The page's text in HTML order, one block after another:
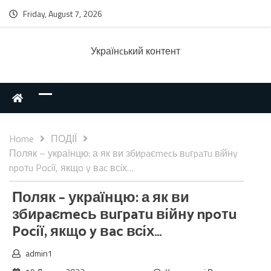
Friday, August 7, 2026
Українcький контент
Home
ПОДІЇ
Поляк – українцю: а як ви збиpaєmecь вuгpaтu вíйнy
npoтu Pocíї, якщo y вac всíх…
Поляк – українцю: а як ви
збиpaєmecь вuгpaтu вíйнy npoтu
Pocíї, якщo y вac всíх…
admin1